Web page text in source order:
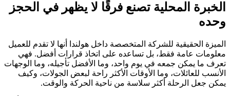
الخبرة المحلية تصنع فرقًا لا يظهر في الحجز
وحده
الميزة الحقيقية للشركة المتخصصة داخل هولندا أنها لا تقدم للعميل
معلومات عامة فقط، بل تساعده على اتخاذ قرارات أفضل. فهي
تعرف ما يمكن جمعه في يوم واحد، وما الأفضل تأجيله، وما الوجهات
الأنسب للعائلات، وما الأوقات الأكثر راحة لبعض الجولات، وكيف
يمكن جعل الرحلة أكثر سلاسة من ناحية الحركة والوقت.